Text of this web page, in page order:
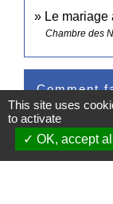
Le mariage
Chambre des
Comment
Je pars
This site uses
to activate
OK, accept all